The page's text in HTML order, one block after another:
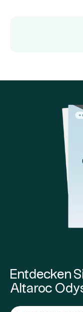
Entdecken
Altaroc